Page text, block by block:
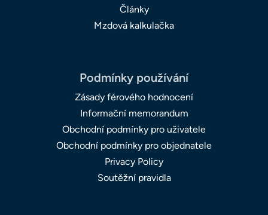
Články
Mzdová kalkulačka
Podmínky používání
Zásady férového hodnocení
Informační memorandum
Obchodní podmínky pro uživatele
Obchodní podmínky pro objednatele
Privacy Policy
Soutěžní pravidla